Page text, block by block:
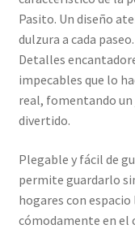
Pasito. Un diseño
dulzura a cada paseo.
Detalles
impecables que lo
real, fomentando
divertido.
Plegable y fácil de
permite guardarlo
hogares con
cómodamente en el